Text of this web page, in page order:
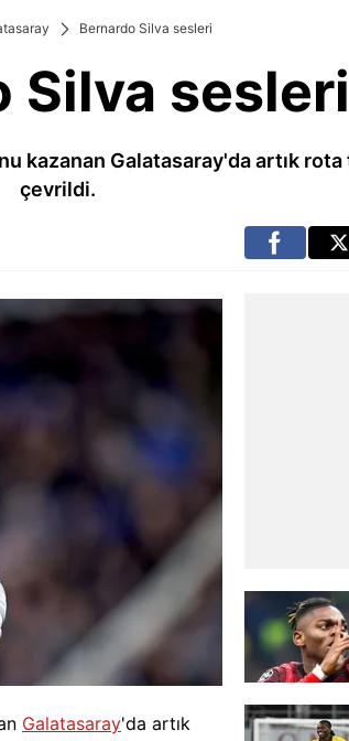
Bernardo Silva sesleri
Silva sesleri
kazanan Galatasaray'da artık rota
çevrildi.
Galatasaray'da artık